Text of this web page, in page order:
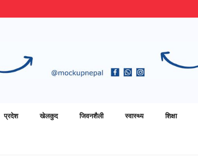
प्रदेश खेलकुद जिवनशैली स्वास्थ्य शिक्षा